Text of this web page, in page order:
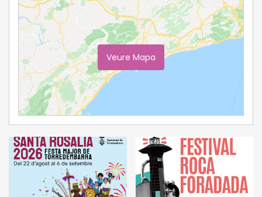
Veure Mapa